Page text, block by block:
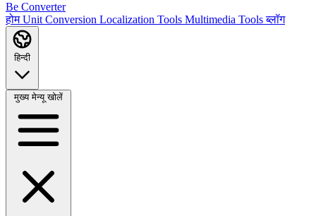
Be Converter
होमUnit Conversion Localization Tools Multimedia Toolsब्लॉग
हिन्दी
मुख्य मेन्यू खोलें